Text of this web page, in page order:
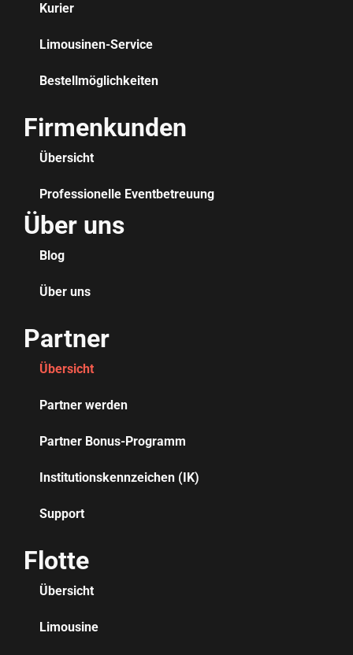
Kurier
Limousinen-Service
Bestellmöglichkeiten
Firmenkunden
Übersicht
Professionelle Eventbetreuung
Über uns
Blog
Über uns
Partner
Übersicht
Partner werden
Partner Bonus-Programm
Institutionskennzeichen (IK)
Support
Flotte
Übersicht
Limousine